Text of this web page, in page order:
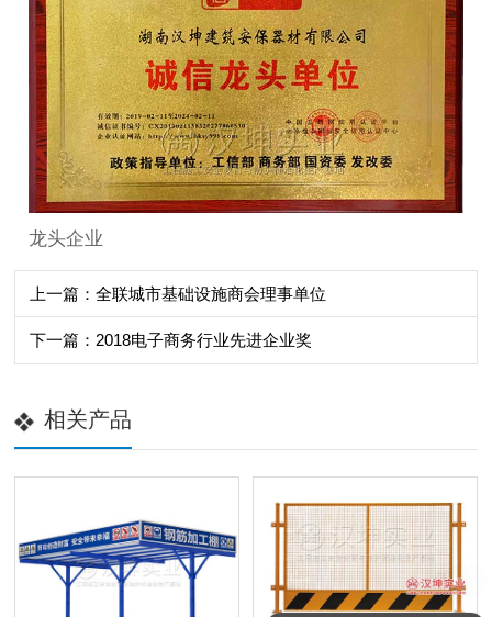
龙头企业
上一篇：全联城市基础设施商会理事单位
下一篇：2018电子商务行业先进企业奖
相关产品